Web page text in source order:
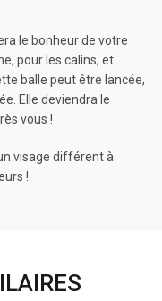
le bonheur de votre
pour les calins, et
balle peut être lancée,
Elle deviendra le
vous !
visage différent à
!